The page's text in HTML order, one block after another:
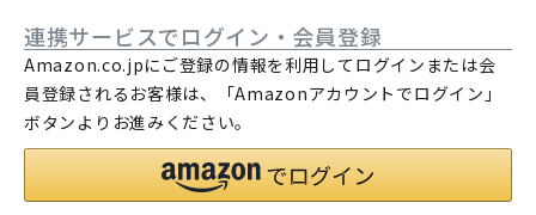
連携サービスでログイン・会員登録
Amazon.co.jpにご登録の情報を利用してログインまたは会
員登録されるお客様は、「Amazonアカウントでログイン」
ボタンよりお進みください。